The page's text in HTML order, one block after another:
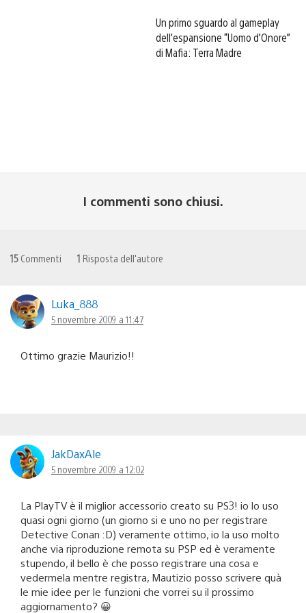
Un primo sguardo al gameplay
dell’espansione “Uomo d’Onore”
di Mafia: Terra Madre
I commenti sono chiusi.
15 Commenti 1 Risposta dell'autore
Luka_888
5 novembre 2009 a 11:47
Ottimo grazie Maurizio!!
JakDaxAle
5 novembre 2009 a 12:02
La PlayTV è il miglior accessorio creato su PS3! io lo uso
quasi ogni giorno (un giorno si e uno no per registrare
Detective Conan :D) veramente ottimo, io la uso molto
anche via riproduzione remota su PSP ed è veramente
stupendo, il bello è che posso registrare una cosa e
vedermela mentre registra, Mautizio posso scrivere quà
le mie idee per le funzioni che vorrei su il prossimo
aggiornamento? 😀